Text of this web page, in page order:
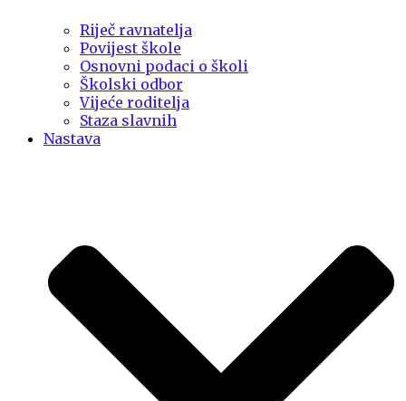
Riječ ravnatelja
Povijest škole
Osnovni podaci o školi
Školski odbor
Vijeće roditelja
Staza slavnih
Nastava